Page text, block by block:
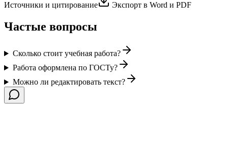
Источники и цитирование
Экспорт в Word и PDF
Частые вопросы
Сколько стоит учебная работа?
Работа оформлена по ГОСТу?
Можно ли редактировать текст?